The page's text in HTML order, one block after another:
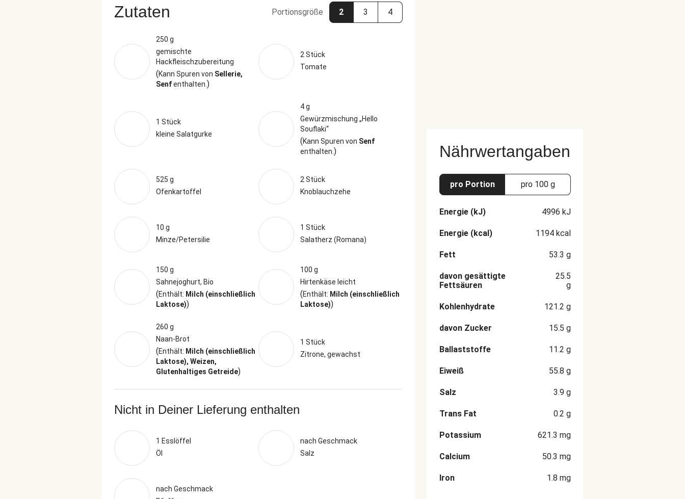
Zutaten Portionsgröße 2 3 4
250 g
gemischte
Hackfleischzubereitung
(Kann Spuren von Sellerie,
Senfenthalten. )
2 Stück
Tomate
1 Stück
kleine Salatgurke
4 g
Gewürzmischung „Hello
Souflaki“
(Kann Spuren von Senf
enthalten. )
525 g
Ofenkartoffel
2 Stück
Knoblauchzehe
10 g
Minze/Petersilie
1 Stück
Salatherz (Romana)
150 g
Sahnejoghurt, Bio
(Enthält: Milch (einschließlich
Laktose))
100 g
Hirtenkäse leicht
(Enthält: Milch (einschließlich
Laktose))
260 g
Naan-Brot
(Enthält: Milch (einschließlich
Laktose), Weizen,
Glutenhaltiges Getreide)
1 Stück
Zitrone, gewachst
Nicht in Deiner Lieferung enthalten
1 Esslöffel
Öl
nach Geschmack
Salz
nach Geschmack
Nährwertangaben
pro Portion pro 100 g
Energie (kJ) 4996 kJ
Energie (kcal) 1194 kcal
Fett 53.3 g
davon gesättigte
Fettsäuren
25.5
g
Kohlenhydrate 121.2 g
davon Zucker 15.5 g
Ballaststoffe 11.2 g
Eiweiß 55.8 g
Salz 3.9 g
Trans Fat 0.2 g
Potassium 621.3 mg
Calcium 50.3 mg
Iron 1.8 mg